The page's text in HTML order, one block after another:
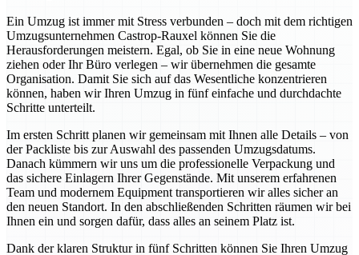
Ein Umzug ist immer mit Stress verbunden – doch mit dem richtigen
Umzugsunternehmen Castrop-Rauxel können Sie die
Herausforderungen meistern. Egal, ob Sie in eine neue Wohnung
ziehen oder Ihr Büro verlegen – wir übernehmen die gesamte
Organisation. Damit Sie sich auf das Wesentliche konzentrieren
können, haben wir Ihren Umzug in fünf einfache und durchdachte
Schritte unterteilt.
Im ersten Schritt planen wir gemeinsam mit Ihnen alle Details – von
der Packliste bis zur Auswahl des passenden Umzugsdatums.
Danach kümmern wir uns um die professionelle Verpackung und
das sichere Einlagern Ihrer Gegenstände. Mit unserem erfahrenen
Team und modernem Equipment transportieren wir alles sicher an
den neuen Standort. In den abschließenden Schritten räumen wir bei
Ihnen ein und sorgen dafür, dass alles an seinem Platz ist.
Dank der klaren Struktur in fünf Schritten können Sie Ihren Umzug